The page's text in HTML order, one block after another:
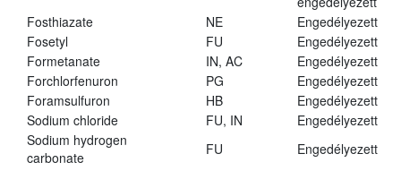
Fosthiazate
NE
Engedélyezett
Fosetyl
FU
Engedélyezett
Formetanate
IN, AC
Engedélyezett
Forchlorfenuron
PG
Engedélyezett
Foramsulfuron
HB
Engedélyezett
Sodium chloride
FU, IN
Engedélyezett
Sodium hydrogen
carbonate
FU
Engedélyezett